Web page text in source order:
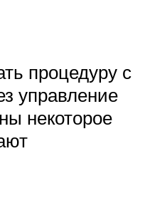
процедуру с
управление
некоторое